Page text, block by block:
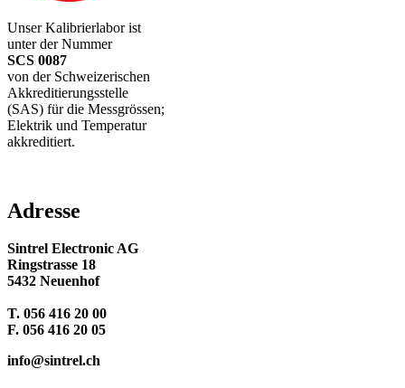
Unser Kalibrierlabor ist
unter der Nummer
SCS 0087
von der Schweizerischen
Akkreditierungsstelle
(SAS) für die Messgrössen;
Elektrik und Temperatur
akkreditiert.
Adresse
Sintrel Electronic AG
Ringstrasse 18
5432 Neuenhof
T. 056 416 20 00
F. 056 416 20 05
info@sintrel.ch